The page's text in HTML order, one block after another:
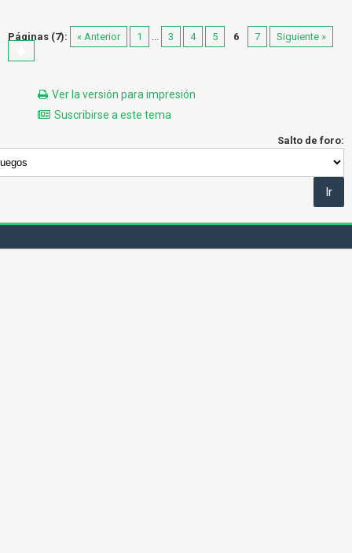
Páginas (7): « Anterior 1 ... 3 4 5 6 7 Siguiente »
Ver la versión para impresión
Suscribirse a este tema
Salto de foro: